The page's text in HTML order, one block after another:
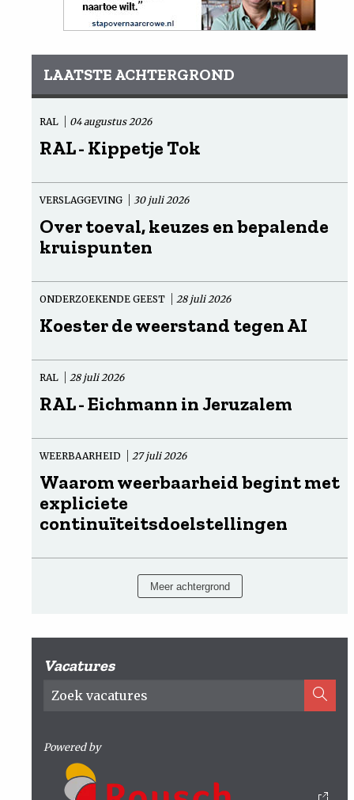
LAATSTE ACHTERGROND
RAL 04 augustus 2026
RAL - Kippetje Tok
VERSLAGGEVING 30 juli 2026
Over toeval, keuzes en bepalende
kruispunten
ONDERZOEKENDE GEEST 28 juli 2026
Koester de weerstand tegen AI
RAL 28 juli 2026
RAL - Eichmann in Jeruzalem
WEERBAARHEID 27 juli 2026
Waarom weerbaarheid begint met
expliciete
continuïteitsdoelstellingen
Meer achtergrond
Vacatures
Powered by